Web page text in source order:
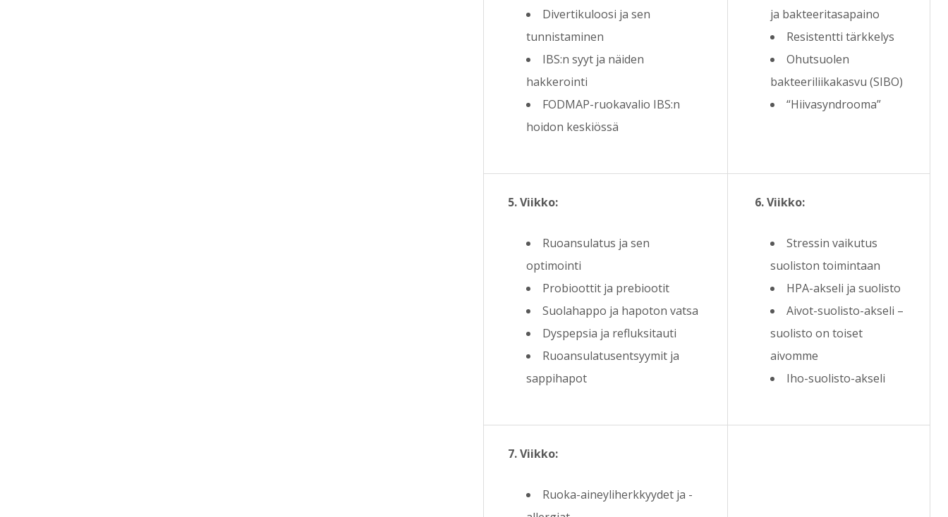
Divertikuloosi ja sen
tunnistaminen
IBS:n syyt ja näiden
hakkerointi
FODMAP-ruokavalio IBS:n
hoidon keskiössä
ja bakteeritasapaino
Resistentti tärkkelys
Ohutsuolen
bakteeriliikakasvu (SIBO)
“Hiivasyndrooma”
5. Viikko:
Ruoansulatus ja sen
optimointi
Probioottit ja prebiootit
Suolahappo ja hapoton vatsa
Dyspepsia ja refluksitauti
Ruoansulatusentsyymit ja
sappihapot
6. Viikko:
Stressin vaikutus
suoliston toimintaan
HPA-akseli ja suolisto
Aivot-suolisto-akseli –
suolisto on toiset
aivomme
Iho-suolisto-akseli
7. Viikko:
Ruoka-aineyliherkkyydet ja -